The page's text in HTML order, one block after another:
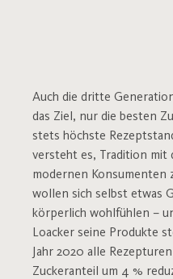
Auch die dritte
das Ziel, nur die besten
stets höchste
versteht es, Tradition mit
modernen Konsumenten
wollen sich selbst etwas
körperlich wohlfühlen –
Loacker seine Produkte
Jahr 2020 alle
Zuckeranteil um 4 %